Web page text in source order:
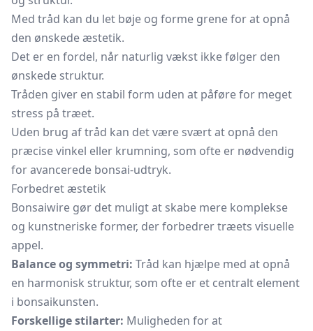
Med tråd kan du let bøje og forme grene for at opnå
den ønskede æstetik.
Det er en fordel, når naturlig vækst ikke følger den
ønskede struktur.
Tråden giver en stabil form uden at påføre for meget
stress på træet.
Uden brug af tråd kan det være svært at opnå den
præcise vinkel eller krumning, som ofte er nødvendig
for avancerede bonsai-udtryk.
Forbedret æstetik
Bonsaiwire gør det muligt at skabe mere komplekse
og kunstneriske former, der forbedrer træets visuelle
appel.
Balance og symmetri: Tråd kan hjælpe med at opnå
en harmonisk struktur, som ofte er et centralt element
i bonsaikunsten.
Forskellige stilarter: Muligheden for at